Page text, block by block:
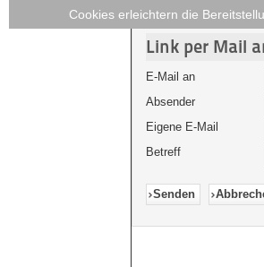
Link per Mail
E-Mail an
Absender
Eigene E-Mail
Betreff
Senden
Cookies erleichtern die